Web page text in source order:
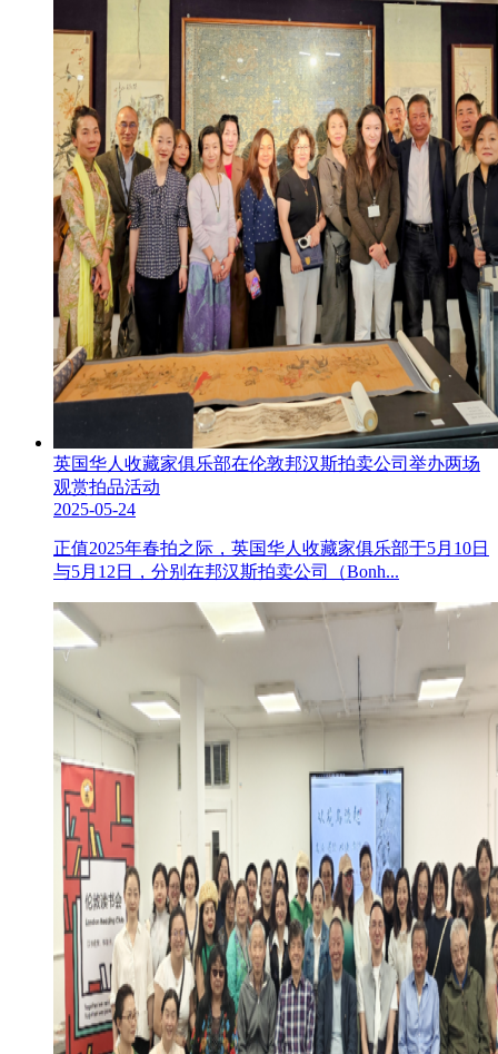
英国华人收藏家俱乐部在伦敦邦汉斯拍卖公司举办两场
观赏拍品活动
2025-05-24
正值2025年春拍之际，英国华人收藏家俱乐部于5月10日
与5月12日，分别在邦汉斯拍卖公司（Bonh...